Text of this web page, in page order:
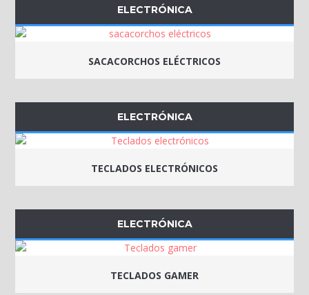
ELECTRÓNICA
SACACORCHOS ELÉCTRICOS
ELECTRÓNICA
TECLADOS ELECTRÓNICOS
ELECTRÓNICA
TECLADOS GAMER